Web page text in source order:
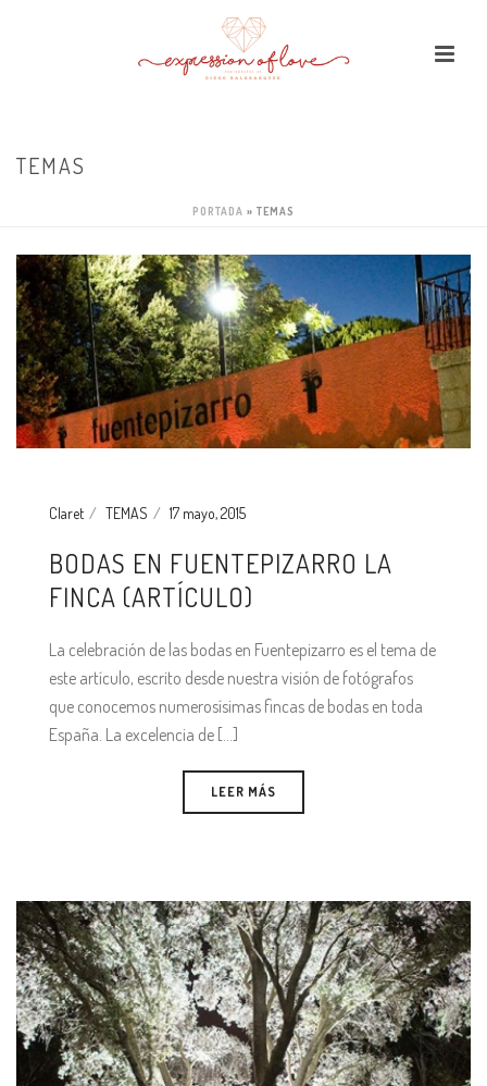
TEMAS
PORTADA » TEMAS
Claret TEMAS 17 mayo, 2015
BODAS EN FUENTEPIZARRO LA
FINCA (ARTÍCULO)
La celebración de las bodas en Fuentepizarro es el tema de
este artículo, escrito desde nuestra visión de fotógrafos
que conocemos numerosísimas fincas de bodas en toda
España. La excelencia de [...]
LEER MÁS